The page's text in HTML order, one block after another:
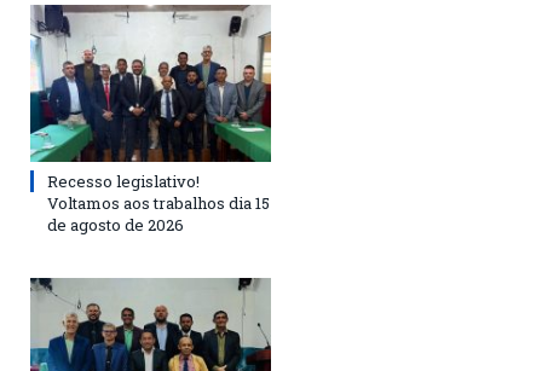
Recesso legislativo!
Voltamos aos trabalhos dia 15
de agosto de 2026